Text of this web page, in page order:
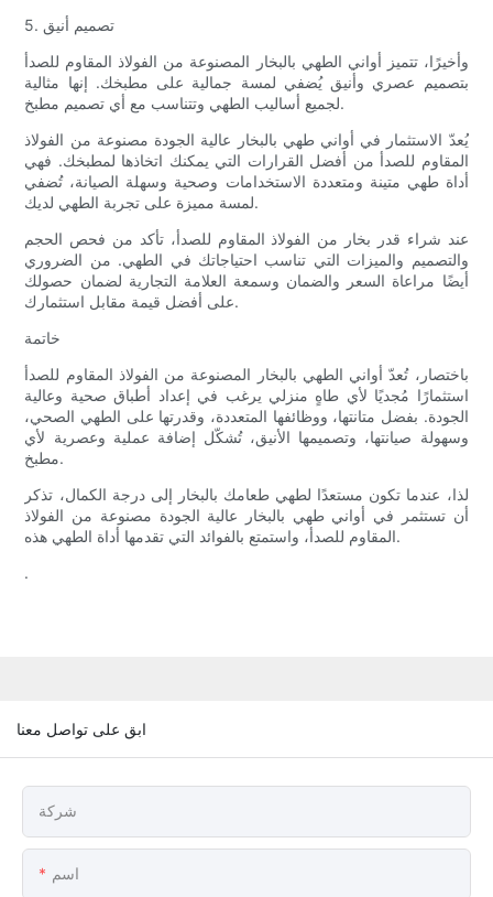
5. تصميم أنيق
وأخيرًا، تتميز أواني الطهي بالبخار المصنوعة من الفولاذ المقاوم للصدأ
بتصميم عصري وأنيق يُضفي لمسة جمالية على مطبخك. إنها مثالية
لجميع أساليب الطهي وتتناسب مع أي تصميم مطبخ.
يُعدّ الاستثمار في أواني طهي بالبخار عالية الجودة مصنوعة من الفولاذ
المقاوم للصدأ من أفضل القرارات التي يمكنك اتخاذها لمطبخك. فهي
أداة طهي متينة ومتعددة الاستخدامات وصحية وسهلة الصيانة، تُضفي
لمسة مميزة على تجربة الطهي لديك.
عند شراء قدر بخار من الفولاذ المقاوم للصدأ، تأكد من فحص الحجم
والتصميم والميزات التي تناسب احتياجاتك في الطهي. من الضروري
أيضًا مراعاة السعر والضمان وسمعة العلامة التجارية لضمان حصولك
على أفضل قيمة مقابل استثمارك.
خاتمة
باختصار، تُعدّ أواني الطهي بالبخار المصنوعة من الفولاذ المقاوم للصدأ
استثمارًا مُجديًا لأي طاهٍ منزلي يرغب في إعداد أطباق صحية وعالية
الجودة. بفضل متانتها، ووظائفها المتعددة، وقدرتها على الطهي الصحي،
وسهولة صيانتها، وتصميمها الأنيق، تُشكّل إضافة عملية وعصرية لأي
مطبخ.
لذا، عندما تكون مستعدًا لطهي طعامك بالبخار إلى درجة الكمال، تذكر
أن تستثمر في أواني طهي بالبخار عالية الجودة مصنوعة من الفولاذ
المقاوم للصدأ، واستمتع بالفوائد التي تقدمها أداة الطهي هذه.
.
ابق على تواصل معنا
شركة
اسم